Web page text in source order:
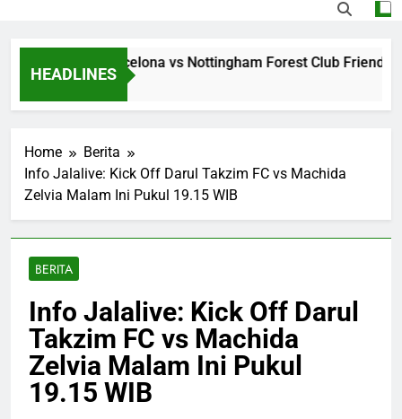
HEADLINES
Jalalive Barcelona vs Nottingham Forest Club Friendly
Home
Berita
Info Jalalive: Kick Off Darul Takzim FC vs Machida
Zelvia Malam Ini Pukul 19.15 WIB
BERITA
Info Jalalive: Kick Off Darul
Takzim FC vs Machida
Zelvia Malam Ini Pukul
19.15 WIB